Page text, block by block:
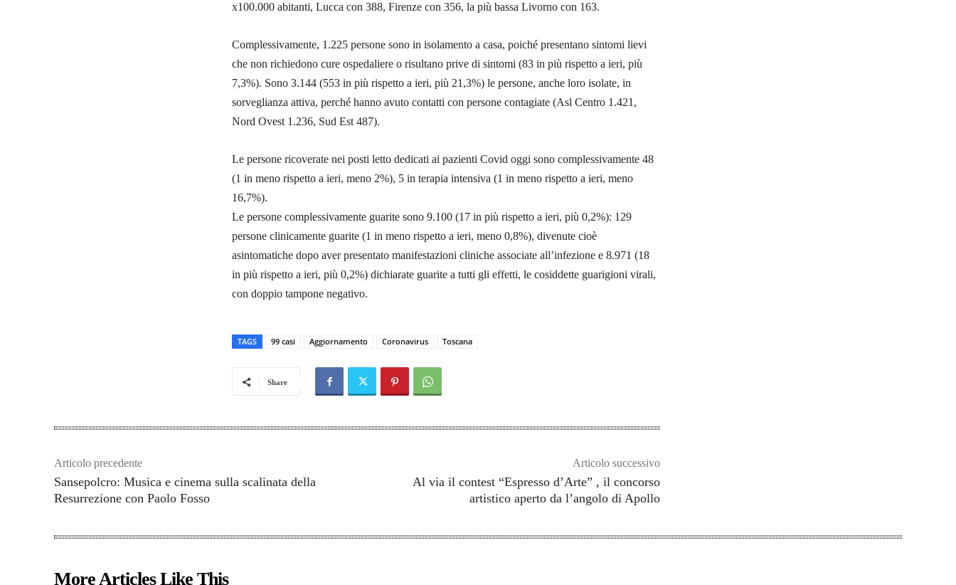
x100.000 abitanti, Lucca con 388, Firenze con 356, la più bassa Livorno con 163.
Complessivamente, 1.225 persone sono in isolamento a casa, poiché presentano sintomi lievi
che non richiedono cure ospedaliere o risultano prive di sintomi (83 in più rispetto a ieri, più
7,3%). Sono 3.144 (553 in più rispetto a ieri, più 21,3%) le persone, anche loro isolate, in
sorveglianza attiva, perché hanno avuto contatti con persone contagiate (Asl Centro 1.421,
Nord Ovest 1.236, Sud Est 487).
Le persone ricoverate nei posti letto dedicati ai pazienti Covid oggi sono complessivamente 48
(1 in meno rispetto a ieri, meno 2%), 5 in terapia intensiva (1 in meno rispetto a ieri, meno
16,7%).
Le persone complessivamente guarite sono 9.100 (17 in più rispetto a ieri, più 0,2%): 129
persone clinicamente guarite (1 in meno rispetto a ieri, meno 0,8%), divenute cioè
asintomatiche dopo aver presentato manifestazioni cliniche associate all’infezione e 8.971 (18
in più rispetto a ieri, più 0,2%) dichiarate guarite a tutti gli effetti, le cosiddette guarigioni virali,
con doppio tampone negativo.
TAGS 99 casi Aggiornamento Coronavirus Toscana
Share
Articolo precedente
Sansepolcro: Musica e cinema sulla scalinata della
Resurrezione con Paolo Fosso
Articolo successivo
Al via il contest “Espresso d’Arte” , il concorso
artistico aperto da l’angolo di Apollo
More Articles Like This